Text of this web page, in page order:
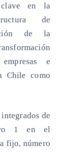
en la
de
de la
e
Chile como
de
1 en el
fijo, número